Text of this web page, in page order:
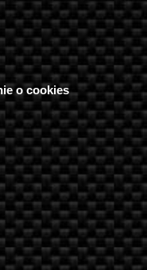
o cookies